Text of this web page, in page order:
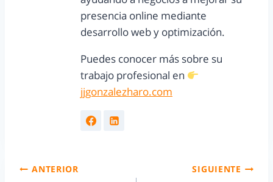
presencia online mediante
desarrollo web y optimización.
Puedes conocer más sobre su
trabajo profesional en
jjgonzalezharo.com
ANTERIOR SIGUIENTE